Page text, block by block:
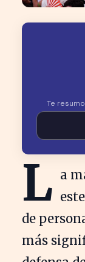
Te
L a
de
más